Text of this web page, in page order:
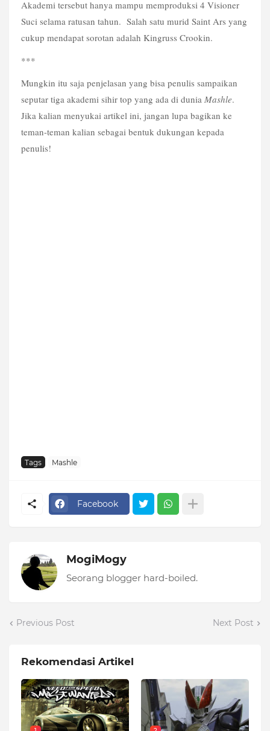
Akademi tersebut hanya mampu memproduksi 4 Visioner
Suci selama ratusan tahun. Salah satu murid Saint Ars yang
cukup mendapat sorotan adalah Kingruss Crookin.
***
Mungkin itu saja penjelasan yang bisa penulis sampaikan
seputar tiga akademi sihir top yang ada di dunia Mashle.
Jika kalian menyukai artikel ini, jangan lupa bagikan ke
teman-teman kalian sebagai bentuk dukungan kepada
penulis!
Tags Mashle
Facebook
MogiMogy
Seorang blogger hard-boiled.
Previous Post Next Post
Rekomendasi Artikel